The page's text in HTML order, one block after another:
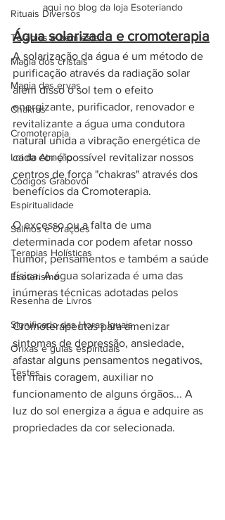
Rituais Diversos
Terapias e bem estar
Magia dos cristais
Magia das ervas
Chakras
Cromoterapia
Lei da Atração
Códigos Grabovoi
Espiritualidade
Salmos e Orações
Terapias Holísticas
Esoterismo
Resenha de Livros
Significado das Horas Iguais
Orixás e guias espirituais
Testes
aqui no blog da loja Esoteriando
Água solarizada e cromoterapia
A solarização da água é um método de
purificação através da radiação solar
além disso o sol tem o efeito
energizante, purificador, renovador e
revitalizante a água uma condutora
natural unida a vibração energética de
cada cor é possível revitalizar nossos
centros de força "chakras" através dos
benefícios da Cromoterapia.
O excesso ou a falta de uma
determinada cor podem afetar nosso
humor, pensamentos e também a saúde
física. A água solarizada é uma das
inúmeras técnicas adotadas pelos
Cromoterapeutas para amenizar
sintomas de depressão, ansiedade,
afastar alguns pensamentos negativos,
ter mais coragem, auxiliar no
funcionamento de alguns órgãos... A
luz do sol energiza a água e adquire as
propriedades da cor selecionada.